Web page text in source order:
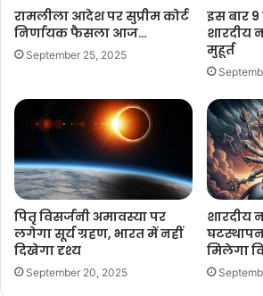
गणपति बप्पा मोरिया, अगले बरस तू जल्दी आ… अनंत
रामलीला आदेश पर सुप्रीम कोर्ट
निर्णायक फैसला आज…
September 25, 2025
इस बार 9
शारदीय
मुहूर्त
पितृ विसर्जनी अमावस्या पर
लगेगा सूर्य ग्रहण, भारत में नहीं
दिखेगा दृश्य
September 20, 2025
शारदीय
मिलेगा